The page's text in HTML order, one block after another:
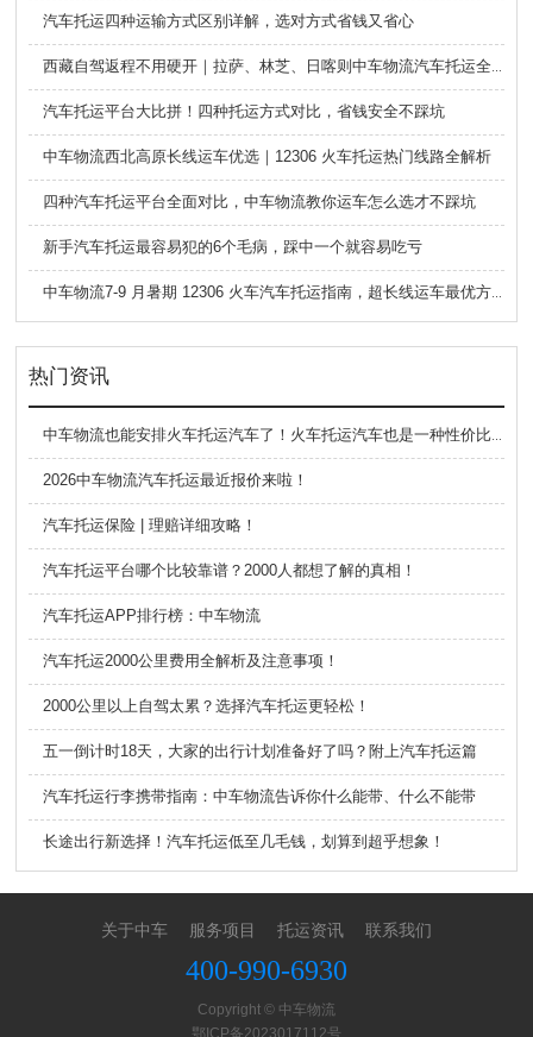
汽车托运四种运输方式区别详解，选对方式省钱又省心
西藏自驾返程不用硬开｜拉萨、林芝、日喀则中车物流汽车托运全指南
汽车托运平台大比拼！四种托运方式对比，省钱安全不踩坑
中车物流西北高原长线运车优选｜12306 火车托运热门线路全解析
四种汽车托运平台全面对比，中车物流教你运车怎么选才不踩坑
新手汽车托运最容易犯的6个毛病，踩中一个就容易吃亏
中车物流7-9 月暑期 12306 火车汽车托运指南，超长线运车最优方案
热门资讯
中车物流也能安排火车托运汽车了！火车托运汽车也是一种性价比极高的选择！
2026中车物流汽车托运最近报价来啦！
汽车托运保险 | 理赔详细攻略！
汽车托运平台哪个比较靠谱？2000人都想了解的真相！
汽车托运APP排行榜：中车物流
汽车托运2000公里费用全解析及注意事项！
2000公里以上自驾太累？选择汽车托运更轻松！
五一倒计时18天，大家的出行计划准备好了吗？附上汽车托运篇
汽车托运行李携带指南：中车物流告诉你什么能带、什么不能带
长途出行新选择！汽车托运低至几毛钱，划算到超乎想象！
关于中车 服务项目 托运资讯 联系我们
400-990-6930
Copyright © 中车物流
鄂ICP备2023017112号